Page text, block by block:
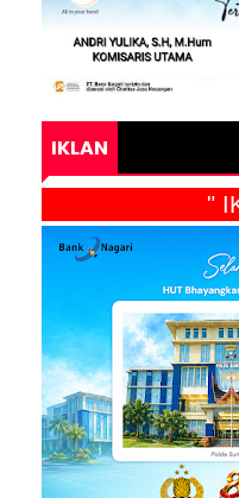
IKLAN